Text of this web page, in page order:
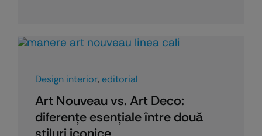
Design interior, editorial
Art Nouveau vs. Art Deco:
diferențe esențiale între două